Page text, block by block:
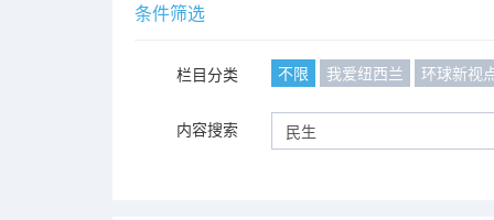
条件筛选
栏目分类 不限 我爱纽西兰 环球新视
内容搜索